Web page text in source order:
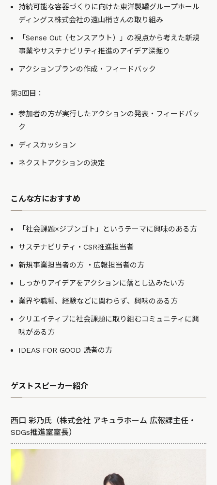
持続可能な容器づくりに向けた東洋製罐グループホール
ディングス株式会社の遠山梢さんの取り組み
「Sense Out（センスアウト）」の視点から考えた新規
事業やサステナビリティ推進のアイデア深掘り
アクションプランの作成・フィードバック
第3回目：
参加者の方が実行したアクションの発表・フィードバッ
ク
ディスカッション
ネクストアクションの決定
こんな方におすすめ
「社会課題×ジブンゴト」というテーマに興味のある方
サステナビリティ・CSR推進担当者
新規事業担当者の方 ・広報担当者の方
しっかりアイデアをアクションに落とし込みたい方
業界や職種、経験などに関わらず、興味のある方
クリエイティブに社会課題に取り組むコミュニティに興
味がある方
IDEAS FOR GOOD 読者の方
ゲストスピーカー紹介
西口 彩乃氏（株式会社 アキュラホーム 広報課主任・
SDGs推進室室長）